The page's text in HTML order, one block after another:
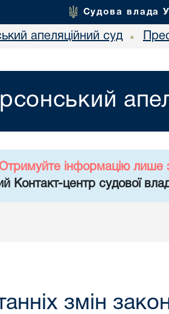
Судова влада
апеляційний суд •
інформацію лише
Контакт-центр судової
змін